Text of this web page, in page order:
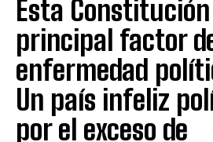
Esta Constitución
principal factor
enfermedad
Un país infeliz
por el exceso de